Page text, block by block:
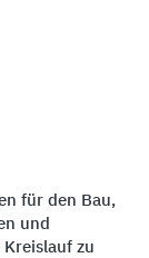
für den Bau,
und
zu